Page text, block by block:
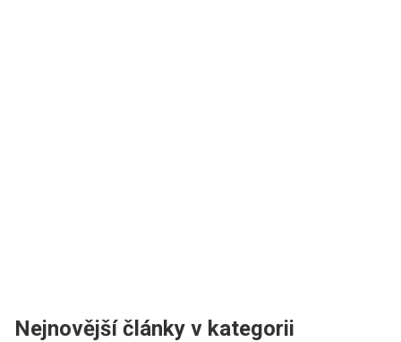
Nejnovější články v kategorii